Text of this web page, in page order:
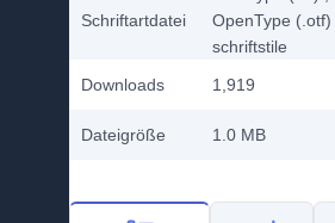
Schriftartdatei
OpenType (.otf)
schriftstile
Downloads
1,919
Dateigröße 1.0 MB